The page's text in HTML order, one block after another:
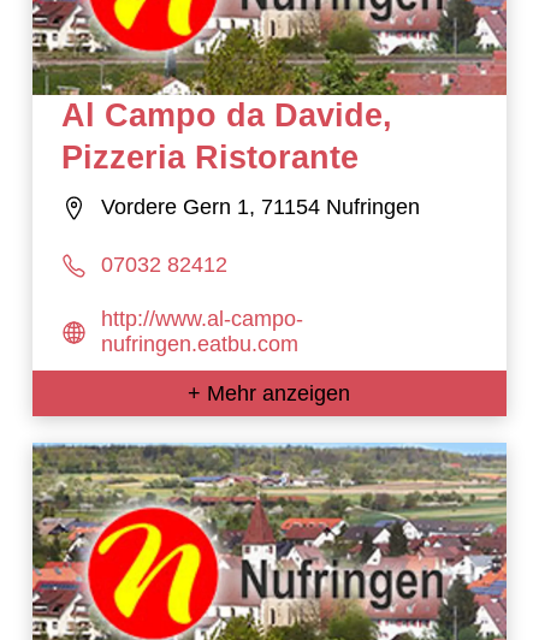
Al Campo da Davide,
Pizzeria Ristorante
Vordere Gern 1, 71154 Nufringen
07032 82412
http://www.al-campo-
nufringen.eatbu.com
+ Mehr anzeigen